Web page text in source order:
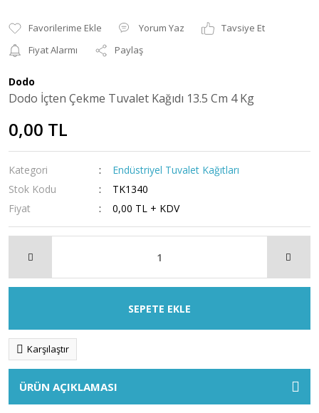
Yorum Yaz
Tavsiye Et
Fiyat Alarmı
Paylaş
Dodo
Dodo İçten Çekme Tuvalet Kağıdı 13.5 Cm 4 Kg
0,00 TL
Kategori
Endüstriyel Tuvalet Kağıtları
Stok Kodu
TK1340
Fiyat
0,00 TL + KDV
SEPETE EKLE
Karşılaştır
ÜRÜN AÇIKLAMASI